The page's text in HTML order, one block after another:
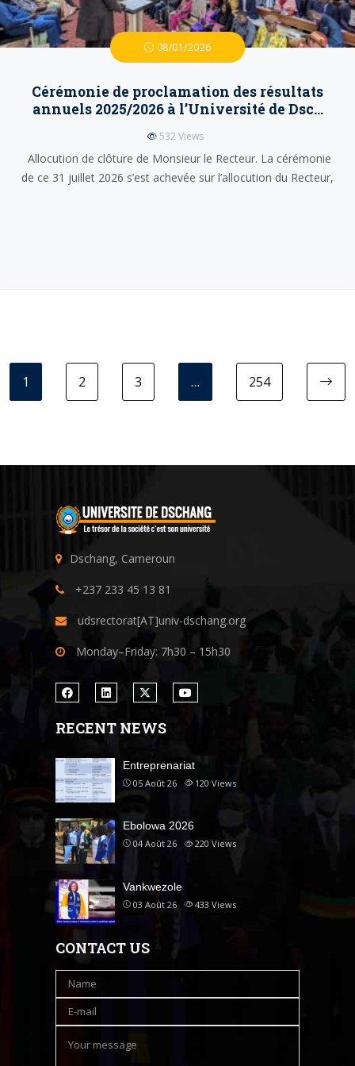
08/01/2026
Cérémonie de proclamation des résultats
annuels 2025/2026 à l’Université de Dsc…
532 Views
Allocution de clôture de Monsieur le Recteur. La cérémonie
de ce 31 juillet 2026 s’est achevée sur l’allocution du Recteur,
1 2 3 … 254
Dschang, Cameroun
+237 233 45 13 81
udsrectorat[AT]univ-dschang.org
Monday–Friday: 7h30 – 15h30
RECENT NEWS
Entreprenariat
05 Août 26 120 Views
Ebolowa 2026
04 Août 26 220 Views
Vankwezole
03 Août 26 433 Views
CONTACT US